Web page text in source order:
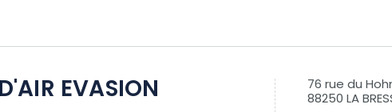
EVASION 76 rue du
88250 LA